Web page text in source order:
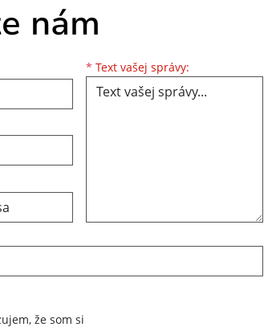
nám
* Text vašej správy: Text vašej
že som si